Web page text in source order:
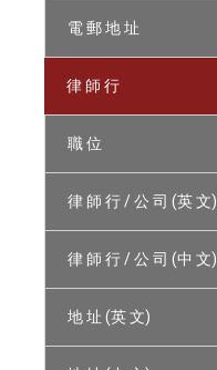
電 郵 地 址
律 師 行
職 位
律 師 行 / 公 司 (英 文)
律 師 行 / 公 司 (中 文)
地 址 (英 文)